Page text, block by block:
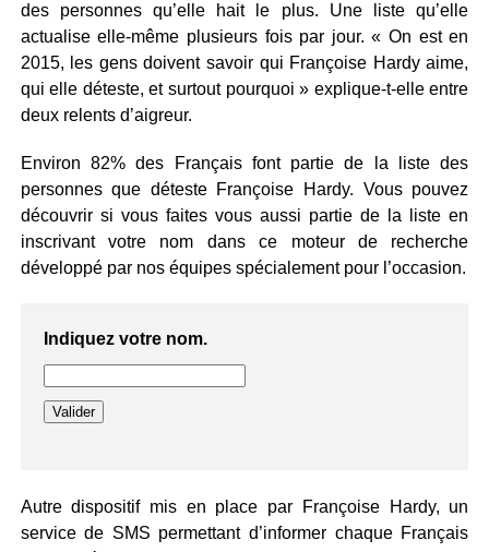
des personnes qu’elle hait le plus. Une liste qu’elle
actualise elle-même plusieurs fois par jour. « On est en
2015, les gens doivent savoir qui Françoise Hardy aime,
qui elle déteste, et surtout pourquoi » explique-t-elle entre
deux relents d’aigreur.
Environ 82% des Français font partie de la liste des
personnes que déteste Françoise Hardy. Vous pouvez
découvrir si vous faites vous aussi partie de la liste en
inscrivant votre nom dans ce moteur de recherche
développé par nos équipes spécialement pour l’occasion.
Indiquez votre nom.
Autre dispositif mis en place par Françoise Hardy, un
service de SMS permettant d’informer chaque Français